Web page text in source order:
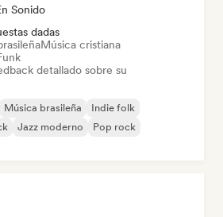
Sonido
dadas
Música cristiana
detallado sobre su
Música brasileña
Indie folk
Jazz moderno
Pop rock